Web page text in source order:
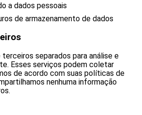
a dados pessoais
de armazenamento de dados
separados para análise e
Esses serviços podem coletar
de acordo com suas políticas de
nenhuma informação